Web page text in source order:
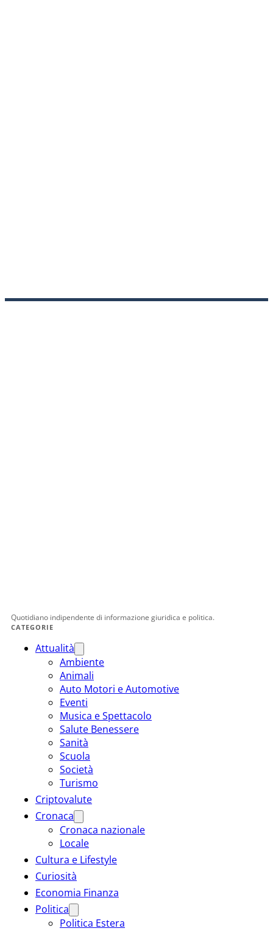
Quotidiano indipendente di informazione giuridica e politica.
CATEGORIE
Attualità
Ambiente
Animali
Auto Motori e Automotive
Eventi
Musica e Spettacolo
Salute Benessere
Sanità
Scuola
Società
Turismo
Criptovalute
Cronaca
Cronaca nazionale
Locale
Cultura e Lifestyle
Curiosità
Economia Finanza
Politica
Politica Estera